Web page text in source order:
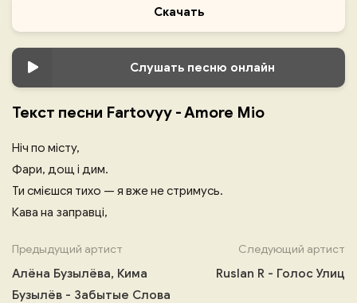
Скачать
Слушать песню онлайн
Текст песни Fartovyy - Amore Mio
Ніч по місту,
Фари, дощ і дим.
Ти смієшся тихо — я вже не стримусь.
Кава на заправці,
Предыдущий артист
Алёна Бузылёва, Кима
Бузылёв - Забытые Слова
Следующий артист
Ruslan R - Голос Улиц